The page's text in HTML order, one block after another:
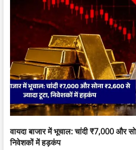
वायदा बाजार में भूचाल: चांदी ₹7,000 और
निवेशकों में हड़कंप